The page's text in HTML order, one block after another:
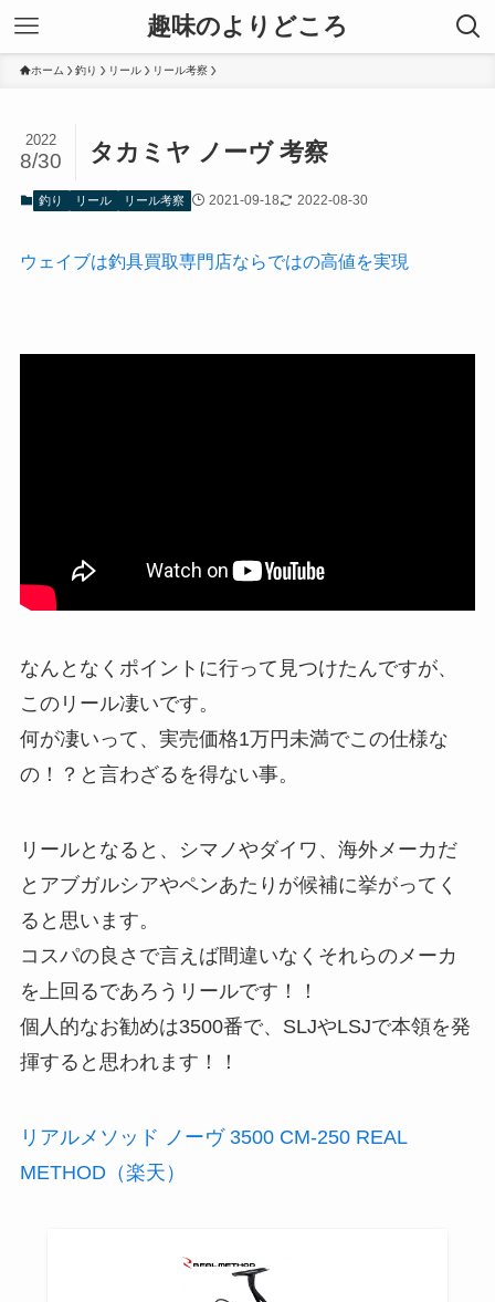
趣味のよりどころ
ホーム 釣り リール リール考察
タカミヤ ノーヴ 考察
2022
8/30
釣り リール リール考察 2021-09-18 2022-08-30
ウェイブは釣具買取専門店ならではの高値を実現
なんとなくポイントに行って見つけたんですが、
このリール凄いです。
何が凄いって、実売価格1万円未満でこの仕様な
の！？と言わざるを得ない事。
リールとなると、シマノやダイワ、海外メーカだ
とアブガルシアやペンあたりが候補に挙がってく
ると思います。
コスパの良さで言えば間違いなくそれらのメーカ
を上回るであろうリールです！！
個人的なお勧めは3500番で、SLJやLSJで本領を発
揮すると思われます！！
リアルメソッド ノーヴ 3500 CM-250 REAL
METHOD（楽天）